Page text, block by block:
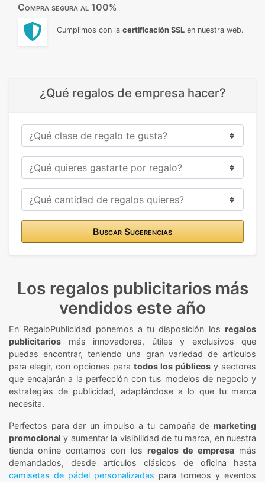
Compra segura al 100%
Cumplimos con la certificación SSL en nuestra web.
¿Qué regalos de empresa hacer?
Buscar Sugerencias
Los regalos publicitarios más
vendidos este año
En RegaloPublicidad ponemos a tu disposición los regalos
publicitarios más innovadores, útiles y exclusivos que
puedas encontrar, teniendo una gran variedad de artículos
para elegir, con opciones para todos los públicos y sectores
que encajarán a la perfección con tus modelos de negocio y
estrategias de publicidad, adaptándose a lo que tu marca
necesita.
Perfectos para dar un impulso a tu campaña de marketing
promocional y aumentar la visibilidad de tu marca, en nuestra
tienda online contamos con los regalos de empresamás
demandados, desde artículos clásicos de oficina hasta
camisetas de pádel personalizadas para torneos y eventos